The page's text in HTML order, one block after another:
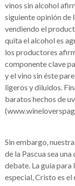
vinos sin alcohol
siguiente opinión de
vendiendo el
quita el alcohol es
los productores
componente clave
y el vino sin éste
ligeros y diluidos.
baratos hechos de
Sin embargo,
de la Pascua sea
debate. La guía para
especial, Cristo es el